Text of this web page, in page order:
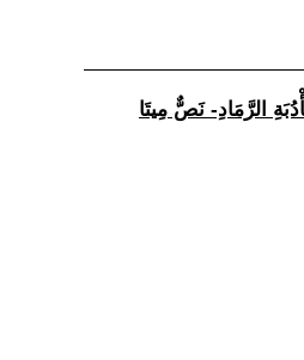
الرَّمَادِ- نَصٌّ مِيتَا